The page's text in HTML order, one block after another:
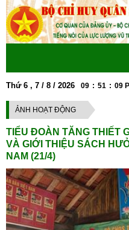
Thứ 6 , 7 / 8 / 2026 09 : 51 : 09
PHỐ HUẾ "ĐẨY MẠNH VIỆC
ẢNH HOẠT ĐỘNG
TIỂU ĐOÀN TĂNG THIẾT
VÀ GIỚI THIỆU SÁCH
NAM (21/4)